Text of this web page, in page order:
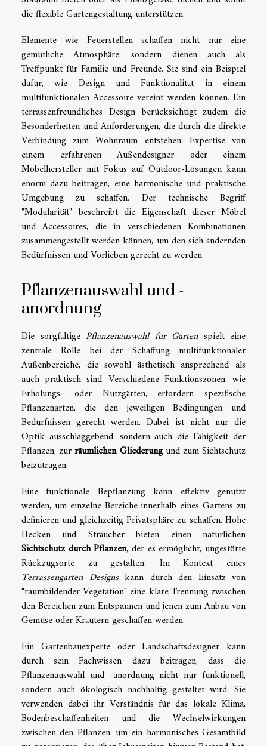
die flexible Gartengestaltung unterstützen.
Elemente wie Feuerstellen schaffen nicht nur eine
gemütliche Atmosphäre, sondern dienen auch als
Treffpunkt für Familie und Freunde. Sie sind ein Beispiel
dafür, wie Design und Funktionalität in einem
multifunktionalen Accessoire vereint werden können. Ein
terrassenfreundliches Design berücksichtigt zudem die
Besonderheiten und Anforderungen, die durch die direkte
Verbindung zum Wohnraum entstehen. Expertise von
einem erfahrenen Außendesigner oder einem
Möbelhersteller mit Fokus auf Outdoor-Lösungen kann
enorm dazu beitragen, eine harmonische und praktische
Umgebung zu schaffen. Der technische Begriff
"Modularität" beschreibt die Eigenschaft dieser Möbel
und Accessoires, die in verschiedenen Kombinationen
zusammengestellt werden können, um den sich ändernden
Bedürfnissen und Vorlieben gerecht zu werden.
Pflanzenauswahl und -
anordnung
Die sorgfältige Pflanzenauswahl für Gärtenspielt eine
zentrale Rolle bei der Schaffung multifunktionaler
Außenbereiche, die sowohl ästhetisch ansprechend als
auch praktisch sind. Verschiedene Funktionszonen, wie
Erholungs- oder Nutzgärten, erfordern spezifische
Pflanzenarten, die den jeweiligen Bedingungen und
Bedürfnissen gerecht werden. Dabei ist nicht nur die
Optik ausschlaggebend, sondern auch die Fähigkeit der
Pflanzen, zurräumlichen Gliederungund zum Sichtschutz
beizutragen.
Eine funktionale Bepflanzung kann effektiv genutzt
werden, um einzelne Bereiche innerhalb eines Gartens zu
definieren und gleichzeitig Privatsphäre zu schaffen. Hohe
Hecken und Sträucher bieten einen natürlichen
Sichtschutz durch Pflanzen, der es ermöglicht, ungestörte
Rückzugsorte zu gestalten. Im Kontext eines
Terrassengarten Designskann durch den Einsatz von
"raumbildender Vegetation" eine klare Trennung zwischen
den Bereichen zum Entspannen und jenen zum Anbau von
Gemüse oder Kräutern geschaffen werden.
Ein Gartenbauexperte oder Landschaftsdesigner kann
durch sein Fachwissen dazu beitragen, dass die
Pflanzenauswahl und -anordnung nicht nur funktionell,
sondern auch ökologisch nachhaltig gestaltet wird. Sie
verwenden dabei ihr Verständnis für das lokale Klima,
Bodenbeschaffenheiten und die Wechselwirkungen
zwischen den Pflanzen, um ein harmonisches Gesamtbild